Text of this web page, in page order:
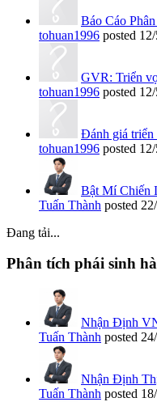
Báo Cáo
tohuan1996 posted
GVR: Triển
tohuan1996 posted
Đánh giá
tohuan1996 posted
Bật Mí Chiến
Tuấn Thành posted
Đang tải...
Phân tích phái sinh
Nhận Định
Tuấn Thành posted
Nhận Định
Tuấn Thành posted